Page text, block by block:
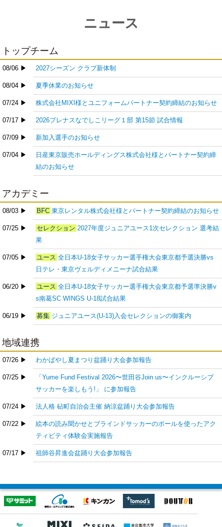
ニュース
トップチーム
08/06 ▶ 2027シーズン クラブ新体制
08/04 ▶ 夏季休業のお知らせ
07/24 ▶ 株式会社MIXI様とユニフォームパートナー契約締結のお知らせ
07/17 ▶ 2026プレナスなでしこリーグ１部 第15節 試合情報
07/09 ▶ 新加入選手のお知らせ
07/04 ▶
日産東京販売ホールディングス株式会社様とパートナー契約締
結のお知らせ
アカデミー
08/03 ▶ BFC 東京レンタル株式会社様とパートナー契約締結のお知らせ
07/25 ▶ セレクション 2027年度ジュニアユース1次セレクション 選考結
果
07/05 ▶ ユース 全日本U-18女子サッカー選手権大会東京都予選決勝vs
日テレ・東京ヴェルディメニーナ試合結果
06/20 ▶ ユース 全日本U-18女子サッカー選手権大会東京都予選準決勝v
s南葛SC WINGS U-18試合結果
06/19 ▶ 募集 ジュニアユース(U-13)入会セレクションの御案内
地域連携
07/26 ▶ わかばやし夏まつり盆踊り大会参加報告
07/25 ▶
「Yume Fund Festival 2026〜世田谷Join us〜インクルーシブ
サッカーを楽しもう!」 に参加報告
07/24 ▶ 法人格 砧町自治会主催 納涼盆踊り大会参加報告
07/22 ▶
絵本の読み聞かせとブラインドサッカーのボールを使ったアク
ティビティ体験会実施報告
07/17 ▶ 祖師谷昇進会盆踊り大会参加報告